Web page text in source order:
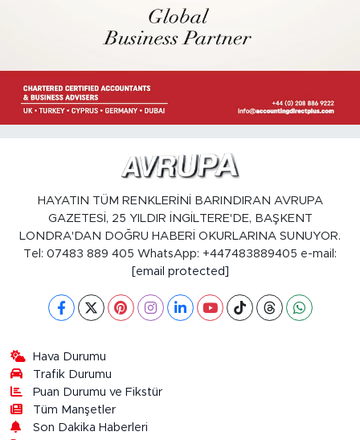
HAYATIN TÜM RENKLERİNİ BARINDIRAN AVRUPA
GAZETESİ, 25 YILDIR İNGİLTERE'DE, BAŞKENT
LONDRA'DAN DOĞRU HABERİ OKURLARINA SUNUYOR.
Tel: 07483 889 405 WhatsApp: +447483889405 e-mail:
[email protected]
Hava Durumu
Trafik Durumu
Puan Durumu ve Fikstür
Tüm Manşetler
Son Dakika Haberleri